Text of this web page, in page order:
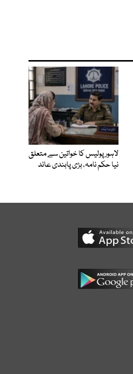
لاہور پولیس کا خواتین سے متعلق
نیا حکم نامہ، بڑی پابندی عائد